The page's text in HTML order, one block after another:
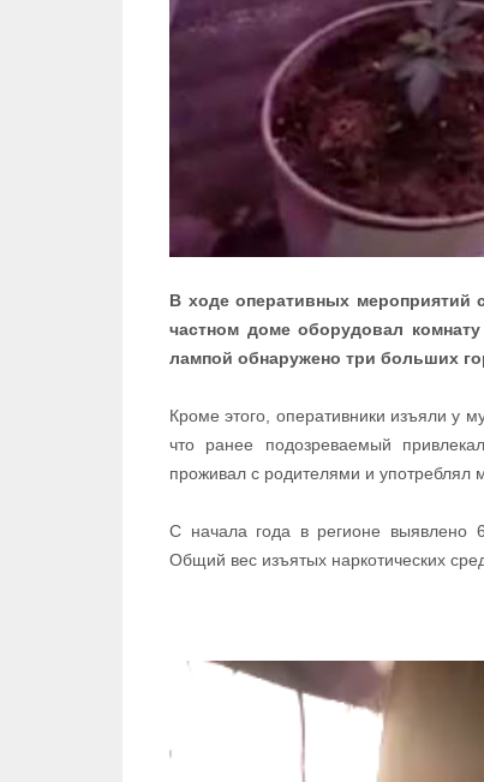
В ходе оперативных мероприятий
частном доме оборудовал
лампой обнаружено три больших
Кроме этого, оперативники изъяли у
что ранее подозреваемый
проживал с родителями и употреблял
С начала года в регионе выявлено
Общий вес изъятых наркотических
Видеоплеер